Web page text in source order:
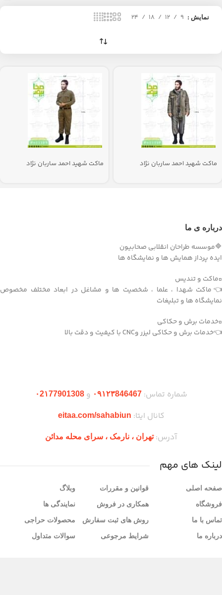
نمایش 9
12
18
24
ماکت شهید احمد ساربان نژاد ماکت شهید احمد ساربان نژاد
درباره ی ما
🔷موسسه طراحان انقلابی صحابیون
ایده پرداز همایش ها و نمایشگاه ها
▫️ماکت و تندیس
👈ماکت شهدا ، علما ، شخصیت ها و مشاغل در ابعاد مختلف مخصوص
نمایشگاه ها و تبلیغات
▫️خدمات برش و حکاکی
👈خدمات برش و حکاکی لیزر وCNC با کیفیت و دقت بالا
شماره تماس:۰۹۱۲۳846467 و۰2۱77901308
کانال ایتا: eitaa.com/sahabiun
آدرس:تهران ،‌ نارمک ، سرای محله مدائن
لینک های مهم
صفحه اصلی
فروشگاه
تماس با ما
درباره ما
قوانین و مقررات
همکاری در فروش
روش های ثبت سفارش
شرایط مرجوعی
وبلاگ
نمایندگی ها
محصولات حراجی
سوالات متداول